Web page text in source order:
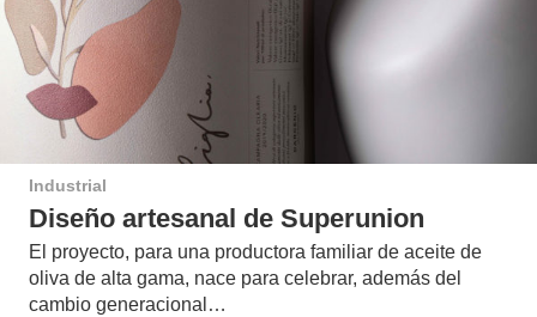
Industrial
Diseño artesanal de Superunion
El proyecto, para una productora familiar de aceite de
oliva de alta gama, nace para celebrar, además del
cambio generacional…